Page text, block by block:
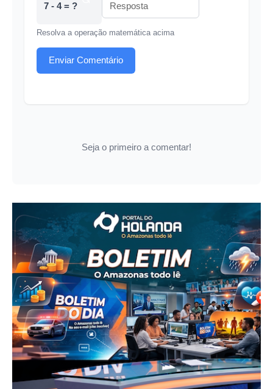
7 - 4 = ?
Resolva a operação matemática acima
Enviar Comentário
Seja o primeiro a comentar!